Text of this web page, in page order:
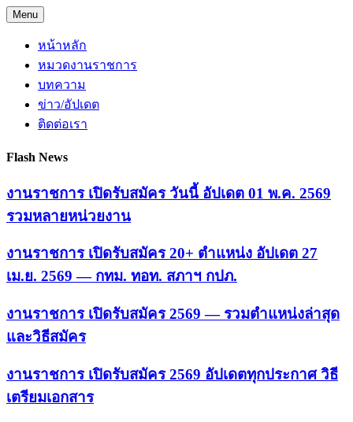
Skip
to
content
Menu
หน้าหลัก
หมวดงานราชการ
บทความ
ข่าว/อัปเดต
ติดต่อเรา
Flash News
งานราชการ เปิดรับสมัคร วันนี้ อัปเดต 01 พ.ค. 2569
รวมหลายหน่วยงาน
งานราชการ เปิดรับสมัคร 20+ ตำแหน่ง อัปเดต 27
เม.ย. 2569 — กทม. ทอท. สภาฯ กปภ.
งานราชการ เปิดรับสมัคร 2569 — รวมตำแหน่งล่าสุด
และวิธีสมัคร
งานราชการ เปิดรับสมัคร 2569 อัปเดตทุกประกาศ วิธี
เตรียมเอกสาร